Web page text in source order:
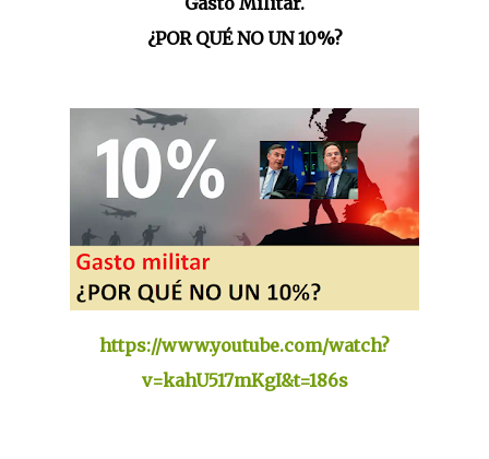
¿POR QUÉ NO UN 10%?
https://www.youtube.com/watch?
v=kahU517mKgI&t=186s